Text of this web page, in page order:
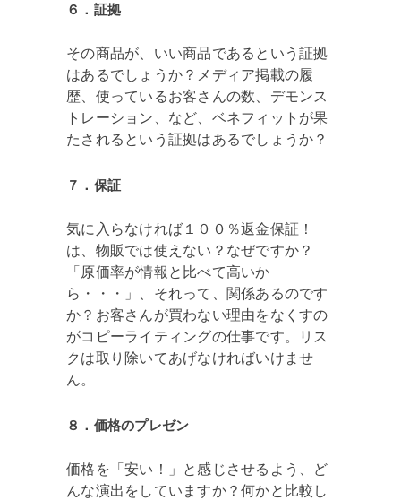
６．証拠
その商品が、いい商品であるという証拠
はあるでしょうか？メディア掲載の履
歴、使っているお客さんの数、デモンス
トレーション、など、ベネフィットが果
たされるという証拠はあるでしょうか？
７．保証
気に入らなければ１００％返金保証！
は、物販では使えない？なぜですか？
「原価率が情報と比べて高いか
ら・・・」、それって、関係あるのです
か？お客さんが買わない理由をなくすの
がコピーライティングの仕事です。リス
クは取り除いてあげなければいけませ
ん。
８．価格のプレゼン
価格を「安い！」と感じさせるよう、ど
んな演出をしていますか？何かと比較し